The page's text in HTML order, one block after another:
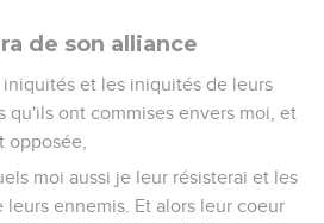
de son alliance
et les iniquités de leurs
qu'ils ont commises envers moi, et
opposée,
moi aussi je leur résisterai et les
leurs ennemis. Et alors leur coeur